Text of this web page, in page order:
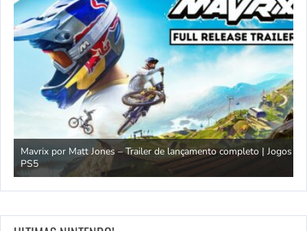
Mavrix por Matt Jones – Trailer de lançamento completo | Jogos
PS5